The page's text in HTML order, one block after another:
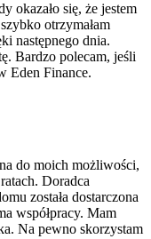
okazało się, że jestem
otrzymałam
następnego dnia.
Bardzo polecam, jeśli
Eden Finance.
do moich możliwości,
Doradca
została dostarczona
współpracy. Mam
Na pewno skorzystam